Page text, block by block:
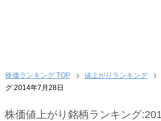
株価ランキング TOP 値上がりランキング
グ:2014年7月28日
株価値上がり銘柄ランキング